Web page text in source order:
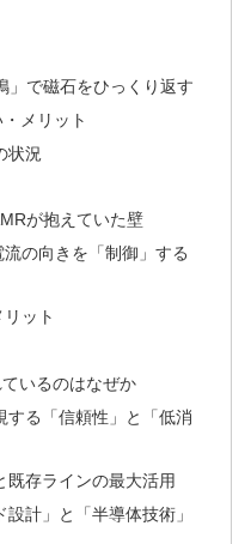
」で磁石をひっくり返す
メリット
状況
が抱えていた壁
の向きを「制御」する
ット
いるのはなぜか
する「信頼性」と「低消
既存ラインの最大活用
計」と「半導体技術」